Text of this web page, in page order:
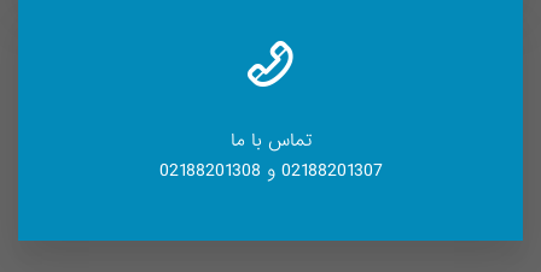
تماس با ما
02188201307 و 02188201308